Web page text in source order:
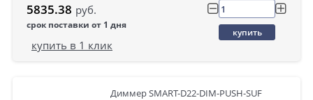
5835.38 руб.
срок поставки от 1 дня
купить
купить в 1 клик
Диммер SMART-D22-DIM-PUSH-SUF